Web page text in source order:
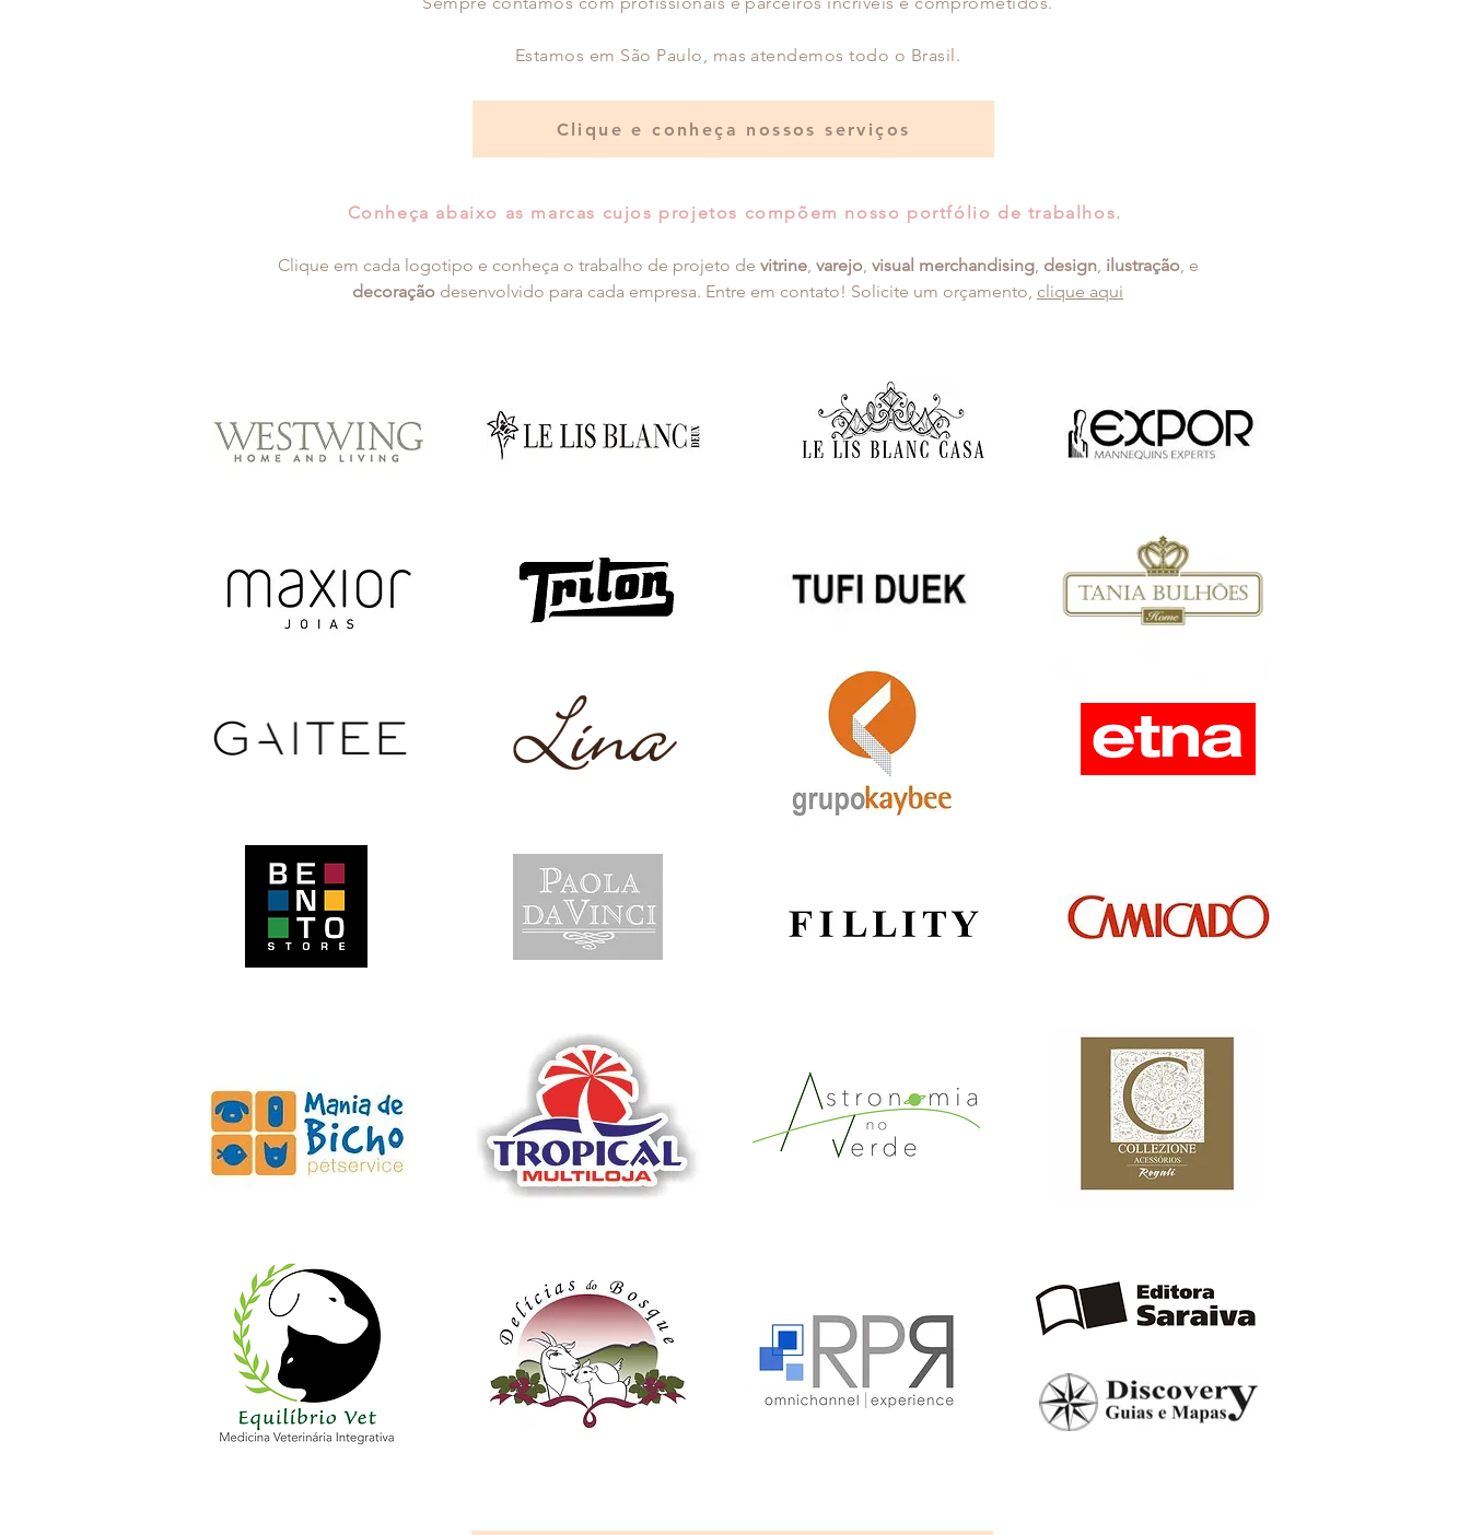
Estamos em São Paulo, mas atendemos todo o Brasil.
Conheça abaixo as marcas cujos projetos compõem nosso portfólio de trabalhos.
Clique em cada logotipo e conheça o trabalho de projeto de vitrine, varejo, visual merchandising, design, ilustração, e
decoração desenvolvido para cada empresa. Entre em contato! Solicite um orçamento, clique aqui
Clique e conheça nossos serviços